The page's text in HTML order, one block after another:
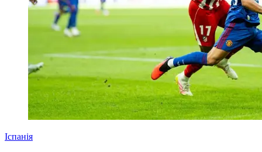
Іспанія